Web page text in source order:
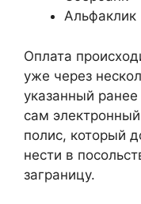
Альфаклик
Оплата
уже через
указанный
сам
полис, который
нести в
заграницу.